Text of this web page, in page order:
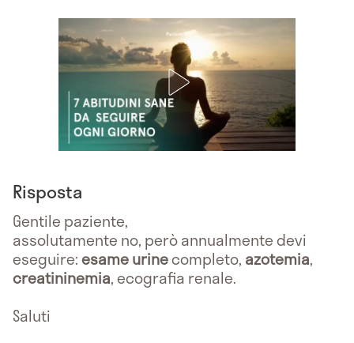
Risposta
Gentile paziente,
assolutamente no, però annualmente devi
eseguire:esame urinecompleto, azotemia,
creatininemia, ecografia renale.
Saluti